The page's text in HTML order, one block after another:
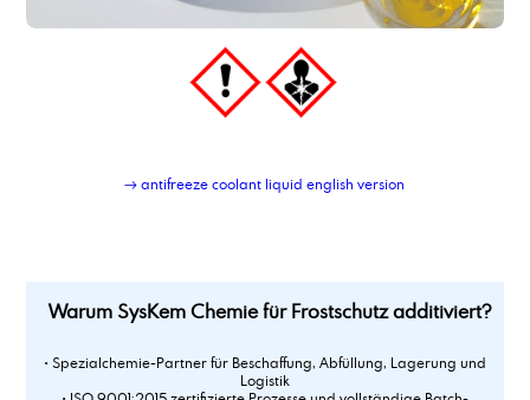
→ antifreeze coolant liquid english version
Warum SysKem Chemie für Frostschutz additiviert?
• Spezialchemie-Partner für Beschaffung, Abfüllung, Lagerung und
Logistik